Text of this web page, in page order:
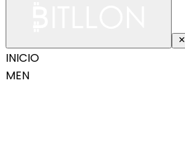
INICIO
MEN